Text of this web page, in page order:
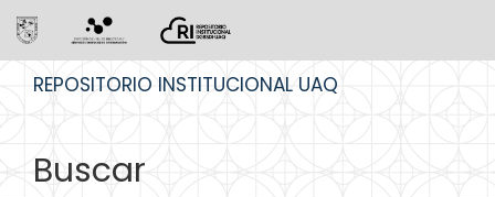
REPOSITORIO INSTITUCIONAL UAQ
Buscar